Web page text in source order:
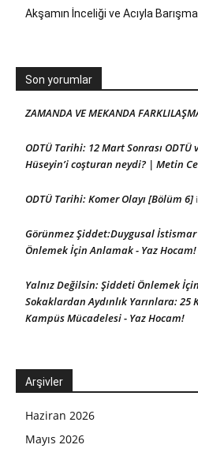
Akşamın İnceliği ve Acıyla
Son yorumlar
ZAMANDA VE MEKANDA
ODTÜ Tarihi: 12 Mart Sonrası ODTÜ
Hüseyin’i coşturan neydi? | Metin
ODTÜ Tarihi: Komer Olayı [Bölüm 6]
Görünmez Şiddet:Duygusal İstismar
Önlemek İçin Anlamak - Yaz Hocam!
Yalnız Değilsin: Şiddeti Önlemek
Sokaklardan Aydınlık Yarınlara: 25
Kampüs Mücadelesi - Yaz Hocam!
Arşivler
Haziran 2026
Mayıs 2026